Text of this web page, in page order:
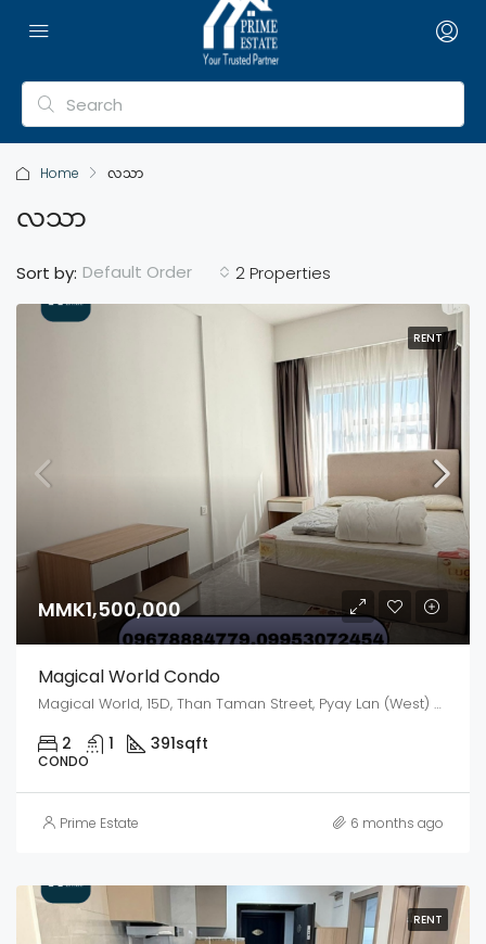
Home လသာ
လသာ
2 Properties
Sort by: Default Order
RENT
MMK1,500,000
Magical World Condo
Magical World, 15D, Than Taman Street, Pyay Lan (West) Ward, Dagon, Kyauktada District, Yangon, 11191, Myanmar
2 1 391sqft
CONDO
Prime Estate 6 months ago
RENT